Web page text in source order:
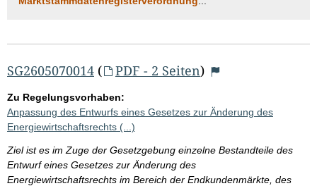
SG2605070014 ( PDF - 2 Seiten)
Zu Regelungsvorhaben:
Anpassung des Entwurfs eines Gesetzes zur Änderung des
Energiewirtschaftsrechts (...)
Ziel ist es im Zuge der Gesetzgebung einzelne Bestandteile des
Entwurf eines Gesetzes zur Änderung des
Energiewirtschaftsrechts im Bereich der Endkundenmärkte, des